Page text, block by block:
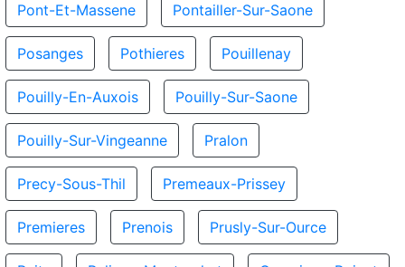
Pont-Et-Massene Pontailler-Sur-Saone
Posanges Pothieres Pouillenay
Pouilly-En-Auxois Pouilly-Sur-Saone
Pouilly-Sur-Vingeanne Pralon
Precy-Sous-Thil Premeaux-Prissey
Premieres Prenois Prusly-Sur-Ource